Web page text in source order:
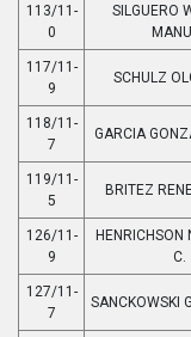
113/11-
0
SILGUERO
117/11-
9
SCHULZ
118/11-
7
GARCIA
119/11-
5
BRITEZ
126/11-
9
HENRICHSON
C.
127/11-
7
SANCKOWSKI